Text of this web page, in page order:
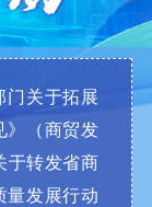
门关于拓展
》（商贸发
于转发省商
量发展行动